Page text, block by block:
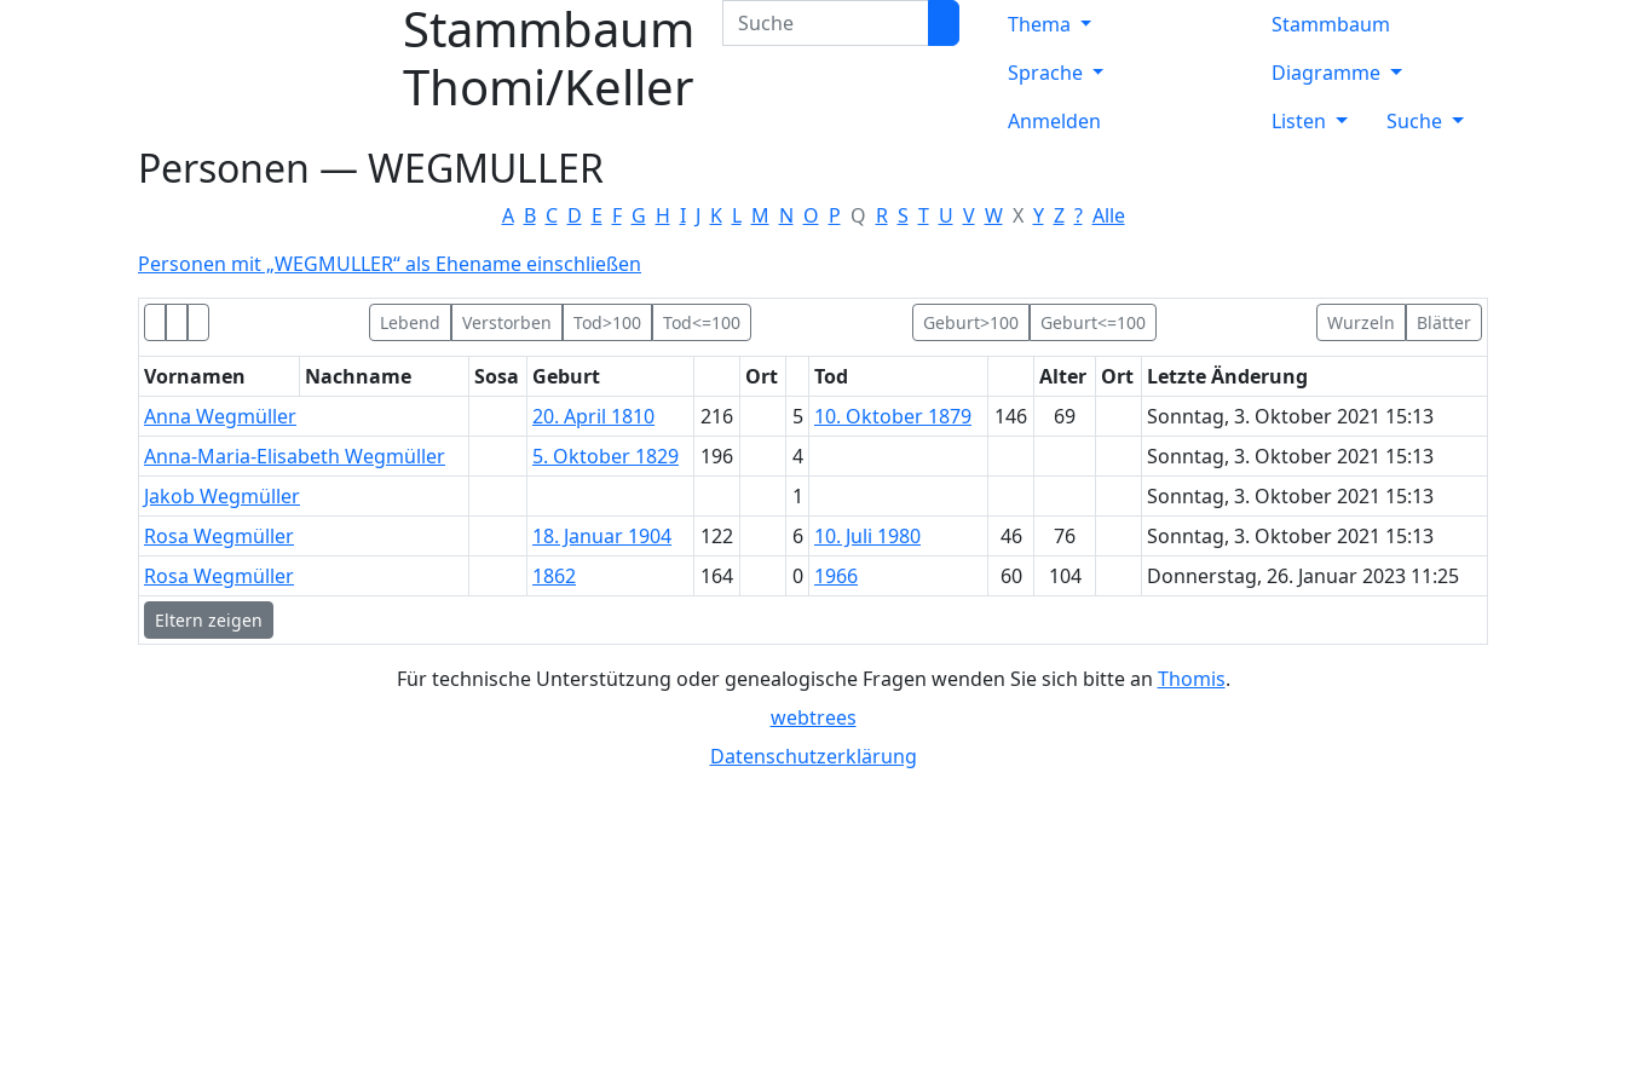
Stammbaum
Thomi/Keller
Suche
Thema
Sprache
Anmelden
Stammbaum
Diagramme
Listen
Suche
Personen — WEGMULLER
A B C D E F G H I J K L M N O P Q R S T U V W X Y Z ? Alle
Personen mit „WEGMULLER“ als Ehename einschließen
Lebend Verstorben Tod>100 Tod<=100 Geburt>100 Geburt<=100 Wurzeln Blätter
Vornamen Nachname Sosa Geburt Ort Tod Alter Ort Letzte Änderung
Anna Wegmüller 20. April 1810 216 5 10. Oktober 1879 146 69
Sonntag, 3. Oktober 2021 15:13
Anna-Maria-Elisabeth Wegmüller 5. Oktober 1829 196 4
Sonntag, 3. Oktober 2021 15:13
Jakob Wegmüller 1
Sonntag, 3. Oktober 2021 15:13
Rosa Wegmüller 18. Januar 1904 122 6 10. Juli 1980 46 76
Sonntag, 3. Oktober 2021 15:13
Rosa Wegmüller 1862 164 0 1966 60 104 Donnerstag, 26. Januar 2023 11:25
Eltern zeigen
Für technische Unterstützung oder genealogische Fragen wenden Sie sich bitte an Thomis.
webtrees
Datenschutzerklärung